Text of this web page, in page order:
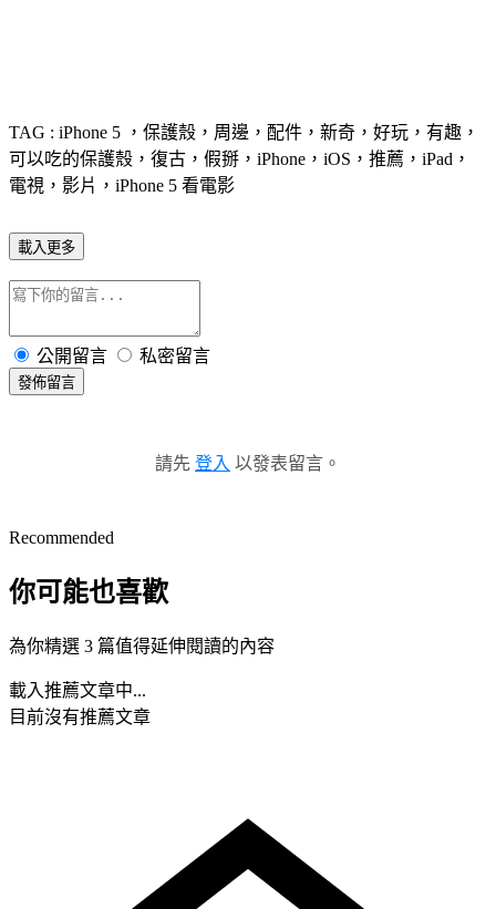
TAG : iPhone 5 ，保護殼，周邊，配件，新奇，好玩，有趣，
可以吃的保護殼，復古，假掰，iPhone，iOS，推薦，iPad，
電視，影片，iPhone 5 看電影
載入更多
公開留言 私密留言
發佈留言
請先 登入 以發表留言。
Recommended
你可能也喜歡
為你精選 3 篇值得延伸閱讀的內容
載入推薦文章中...
目前沒有推薦文章